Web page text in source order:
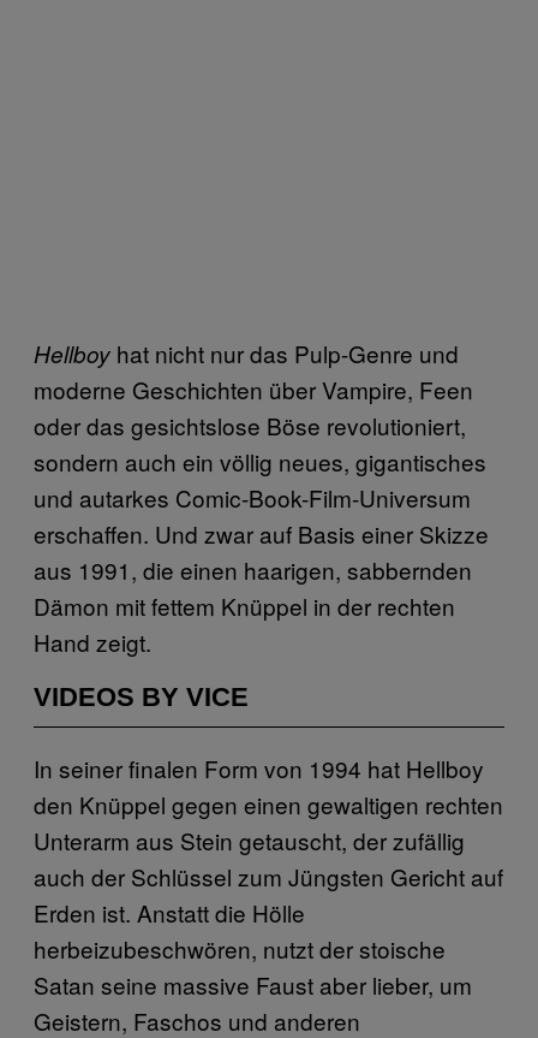
Hellboy hat nicht nur das Pulp-Genre und
moderne Geschichten über Vampire, Feen
oder das gesichtslose Böse revolutioniert,
sondern auch ein völlig neues, gigantisches
und autarkes Comic-Book-Film-Universum
erschaffen. Und zwar auf Basis einer Skizze
aus 1991, die einen haarigen, sabbernden
Dämon mit fettem Knüppel in der rechten
Hand zeigt.
VIDEOS BY VICE
In seiner finalen Form von 1994 hat Hellboy
den Knüppel gegen einen gewaltigen rechten
Unterarm aus Stein getauscht, der zufällig
auch der Schlüssel zum Jüngsten Gericht auf
Erden ist. Anstatt die Hölle
herbeizubeschwören, nutzt der stoische
Satan seine massive Faust aber lieber, um
Geistern, Faschos und anderen